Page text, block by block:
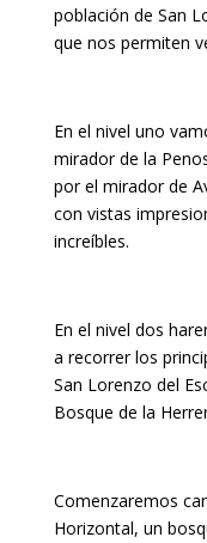
población de San
que nos permiten
En el nivel uno
mirador de la
por el mirador de
con vistas
increíbles.
En el nivel dos
a recorrer los
San Lorenzo del
Bosque de la
Comenzaremos
Horizontal, un